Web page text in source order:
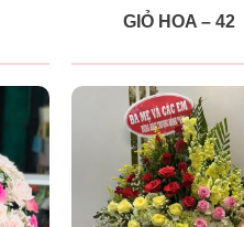
GIỎ HOA – 42